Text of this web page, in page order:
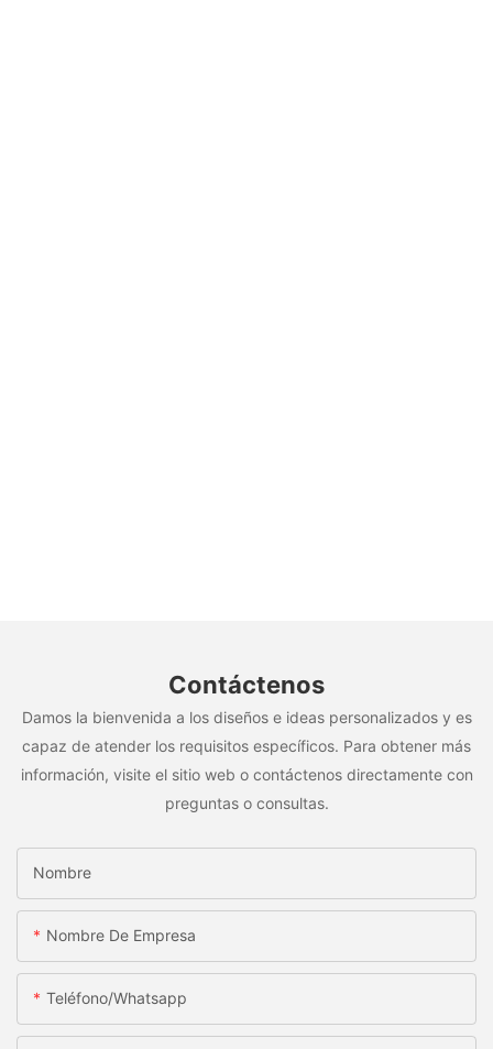
Contáctenos
Damos la bienvenida a los diseños e ideas personalizados y es
capaz de atender los requisitos específicos. Para obtener más
información, visite el sitio web o contáctenos directamente con
preguntas o consultas.
Nombre
Nombre De Empresa
Teléfono/whatsapp